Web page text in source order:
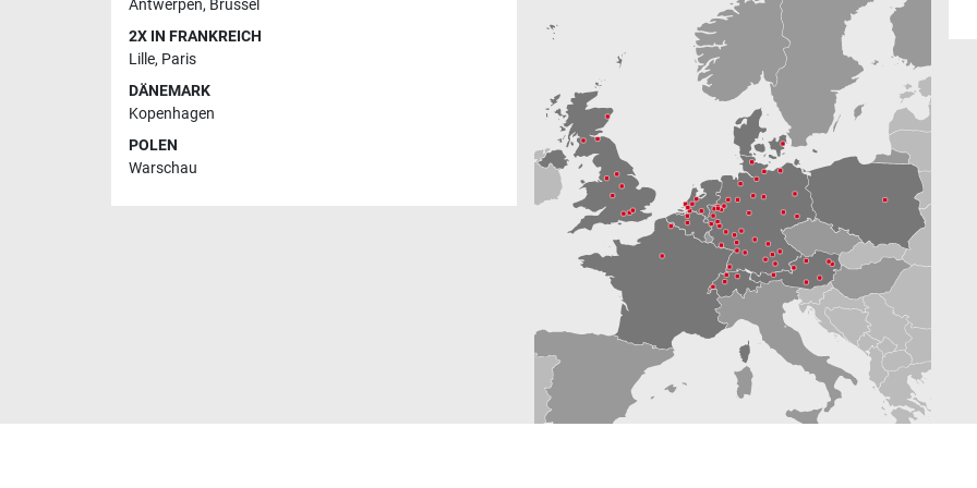
Antwerpen, Brüssel
2X IN FRANKREICH
Lille, Paris
DÄNEMARK
Kopenhagen
POLEN
Warschau